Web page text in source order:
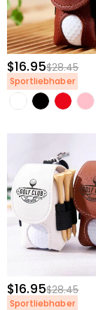
$16.95$28.45
Sportliebhaber
$16.95$28.45
Sportliebhaber